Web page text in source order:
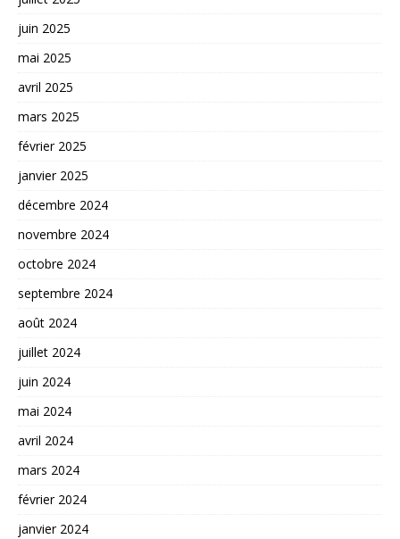
juin 2025
mai 2025
avril 2025
mars 2025
février 2025
janvier 2025
décembre 2024
novembre 2024
octobre 2024
septembre 2024
août 2024
juillet 2024
juin 2024
mai 2024
avril 2024
mars 2024
février 2024
janvier 2024